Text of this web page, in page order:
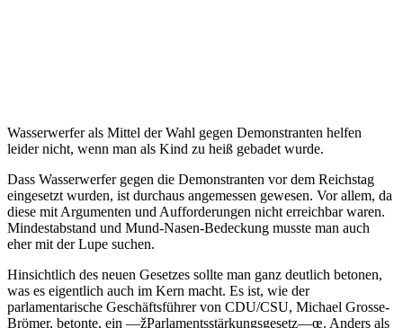
Wasserwerfer als Mittel der Wahl gegen Demonstranten helfen
leider nicht, wenn man als Kind zu heiß gebadet wurde.
Dass Wasserwerfer gegen die Demonstranten vor dem Reichstag
eingesetzt wurden, ist durchaus angemessen gewesen. Vor allem, da
diese mit Argumenten und Aufforderungen nicht erreichbar waren.
Mindestabstand und Mund-Nasen-Bedeckung musste man auch
eher mit der Lupe suchen.
Hinsichtlich des neuen Gesetzes sollte man ganz deutlich betonen,
was es eigentlich auch im Kern macht. Es ist, wie der
parlamentarische Geschäftsführer von CDU/CSU, Michael Grosse-
Brömer, betonte, ein —žParlamentsstärkungsgesetz—œ. Anders als